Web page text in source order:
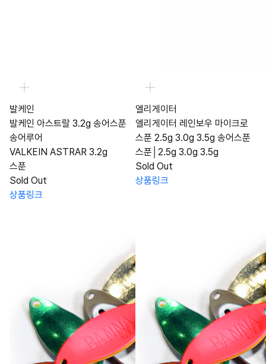
발케인
발케인 아스트랄 3.2g 송어스푼
송어루어
VALKEIN ASTRAR 3.2g
스푼
Sold Out
상품링크
엘리게이터
엘리게이터 레인보우 마이크로
스푼 2.5g 3.0g 3.5g 송어스푼
스푼│2.5g 3.0g 3.5g
Sold Out
상품링크